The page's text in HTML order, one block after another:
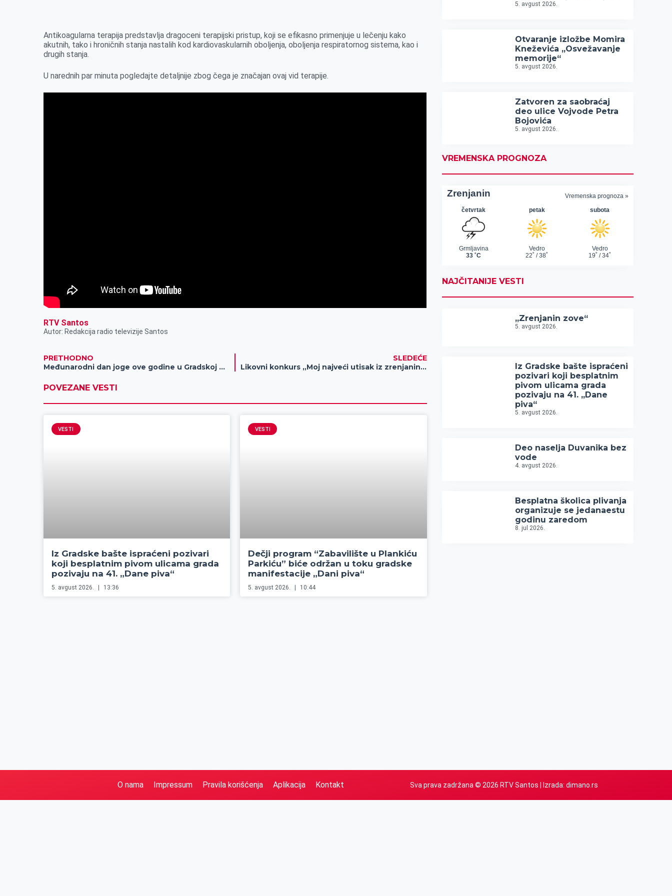
p
p
l
Antikoagularna terapija predstavlja dragoceni terapijski pristup, koji se efikasno primenjuje u lečenju kako
akutnih, tako i hroničnih stanja nastalih kod kardiovaskularnih oboljenja, oboljenja respiratornog sistema, kao i
drugih stanja.
U narednih par minuta pogledajte detaljnije zbog čega je značajan ovaj vid terapije.
RTV Santos
Autor: Redakcija radio televizije Santos
PRETHODNO
Međunarodni dan joge ove godine u Gradskoj bašti
SLEDEĆE
Likovni konkurs „Moj najveći utisak iz zrenjaninskog muzeja“
POVEZANE VESTI
VESTI
Iz Gradske bašte ispraćeni pozivari
koji besplatnim pivom ulicama grada
pozivaju na 41. „Dane piva“
5. avgust 2026. 13:36
VESTI
Dečji program “Zabavilište u Plankiću
Parkiću” biće održan u toku gradske
manifestacije „Dani piva“
5. avgust 2026. 10:44
5. avgust 2026.
Otvaranje izložbe Momira
Kneževića „Osvežavanje
memorije“
5. avgust 2026.
Zatvoren za saobraćaj
deo ulice Vojvode Petra
Bojovića
5. avgust 2026.
VREMENSKA PROGNOZA
NAJČITANIJE VESTI
„Zrenjanin zove“
5. avgust 2026.
Iz Gradske bašte ispraćeni
pozivari koji besplatnim
pivom ulicama grada
pozivaju na 41. „Dane
piva“
5. avgust 2026.
Deo naselja Duvanika bez
vode
4. avgust 2026.
Besplatna školica plivanja
organizuje se jedanaestu
godinu zaredom
8. jul 2026.
O nama Impressum Pravila korišćenja Aplikacija Kontakt Sva prava zadržana © 2026 RTV Santos | Izrada: dimano.rs